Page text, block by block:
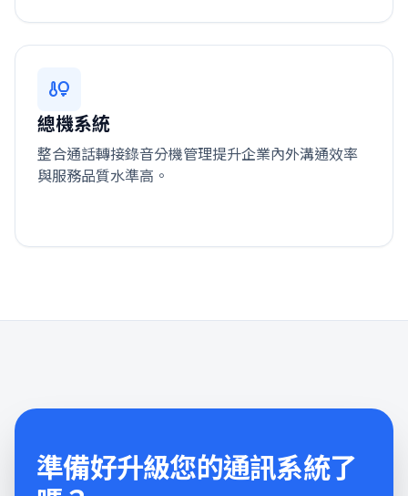
home_iot_device
總機系統
整合通話轉接錄音分機管理提升企業內外溝通效率
與服務品質水準高。
準備好升級您的通訊系統了